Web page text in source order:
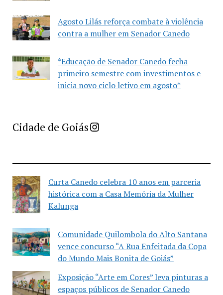
Agosto Lilás reforça combate à violência
contra a mulher em Senador Canedo
*Educação de Senador Canedo fecha
primeiro semestre com investimentos e
inicia novo ciclo letivo em agosto*
Cidade de GoiásImprensa Criativa da Cidade de Goiás
Curta Canedo celebra 10 anos em parceria
histórica com a Casa Memória da Mulher
Kalunga
Comunidade Quilombola do Alto Santana
vence concurso “A Rua Enfeitada da Copa
do Mundo Mais Bonita de Goiás”
Exposição “Arte em Cores” leva pinturas a
espaços públicos de Senador Canedo